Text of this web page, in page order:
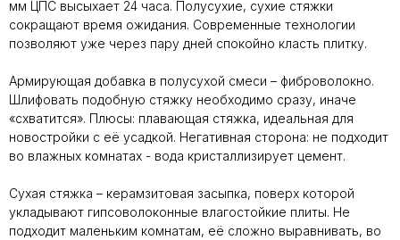
мм ЦПС высыхает 24 часа. Полусухие, сухие стяжки
сокращают время ожидания. Современные технологии
позволяют уже через пару дней спокойно класть плитку.
Армирующая добавка в полусухой смеси – фиброволокно.
Шлифовать подобную стяжку необходимо сразу, иначе
«схватится». Плюсы: плавающая стяжка, идеальная для
новостройки с её усадкой. Негативная сторона: не подходит
во влажных комнатах - вода кристаллизирует цемент.
Сухая стяжка – керамзитовая засыпка, поверх которой
укладывают гипсоволоконные влагостойкие плиты. Не
подходит маленьким комнатам, её сложно выравнивать, во